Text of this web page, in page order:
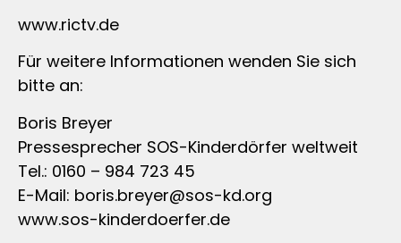
www.rictv.de
Für weitere Informationen wenden Sie sich
bitte an:
Boris Breyer
Pressesprecher SOS-Kinderdörfer weltweit
Tel.: 0160 – 984 723 45
E-Mail: boris.breyer@sos-kd.org
www.sos-kinderdoerfer.de